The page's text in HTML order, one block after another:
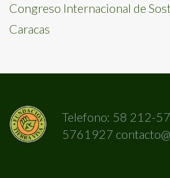
Congreso Internacional de
Caracas
Telefono: 58 212-
5761927